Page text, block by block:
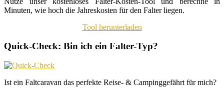
Minuten, wie hoch die Jahreskosten für den Falter liegen.
Tool herunterladen
Quick-Check: Bin ich ein Falter-Typ?
Ist ein Faltcaravan das perfekte Reise- & Campinggefährt für mich?